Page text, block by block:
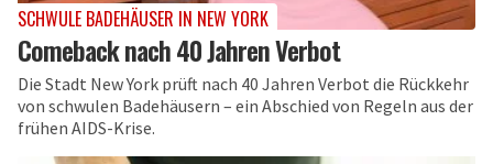
SCHWULE BADEHÄUSER IN NEW YORK
Comeback nach 40 Jahren Verbot
Die Stadt New York prüft nach 40 Jahren Verbot die Rückkehr
von schwulen Badehäusern – ein Abschied von Regeln aus der
frühen AIDS-Krise.